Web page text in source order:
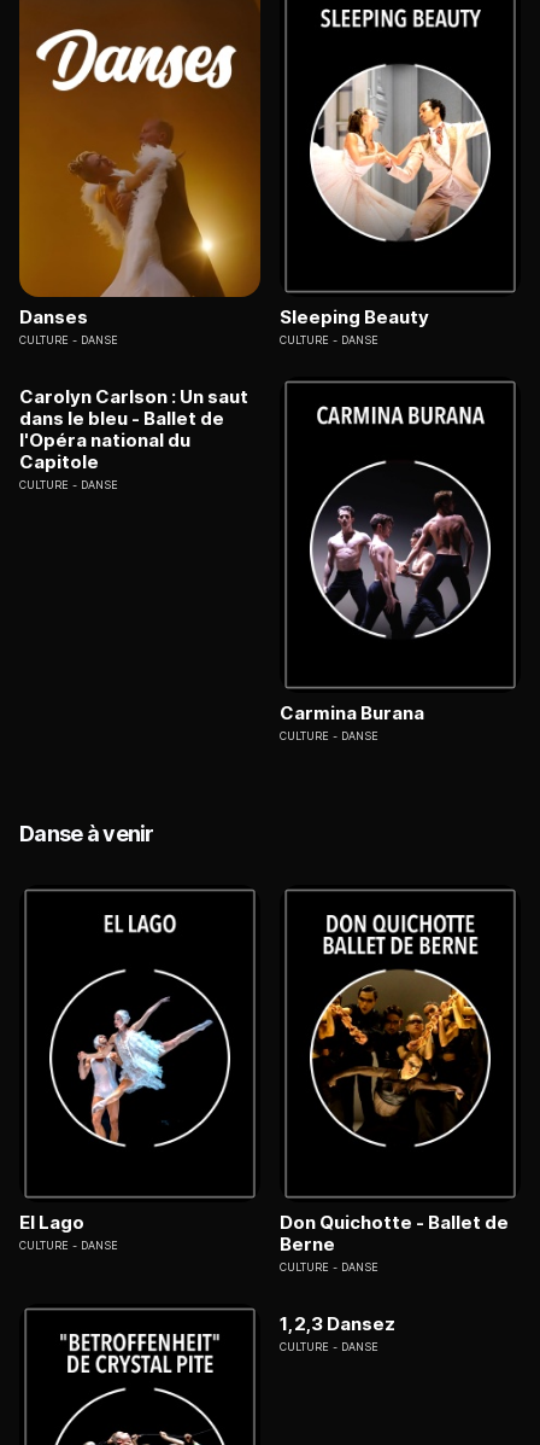
Danses
CULTURE DANSE
Sleeping Beauty
CULTURE DANSE
Carolyn Carlson : Un saut
dans le bleu - Ballet de
l'Opéra national du
Capitole
CULTURE DANSE
Carmina Burana
CULTURE DANSE
Danse à venir
El Lago
CULTURE DANSE
Don Quichotte - Ballet de
Berne
CULTURE DANSE
1,2,3 Dansez
CULTURE DANSE